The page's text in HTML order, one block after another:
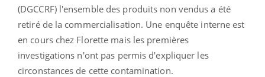
(DGCCRF) l'ensemble des produits non vendus a été
retiré de la commercialisation. Une enquête interne est
en cours chez Florette mais les premières
investigations n'ont pas permis d'expliquer les
circonstances de cette contamination.